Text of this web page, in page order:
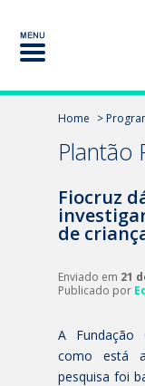
Home >
Plantão
Fiocruz
de
Enviado em 21
Publicado por
A Fundação
como está
pesquisa foi